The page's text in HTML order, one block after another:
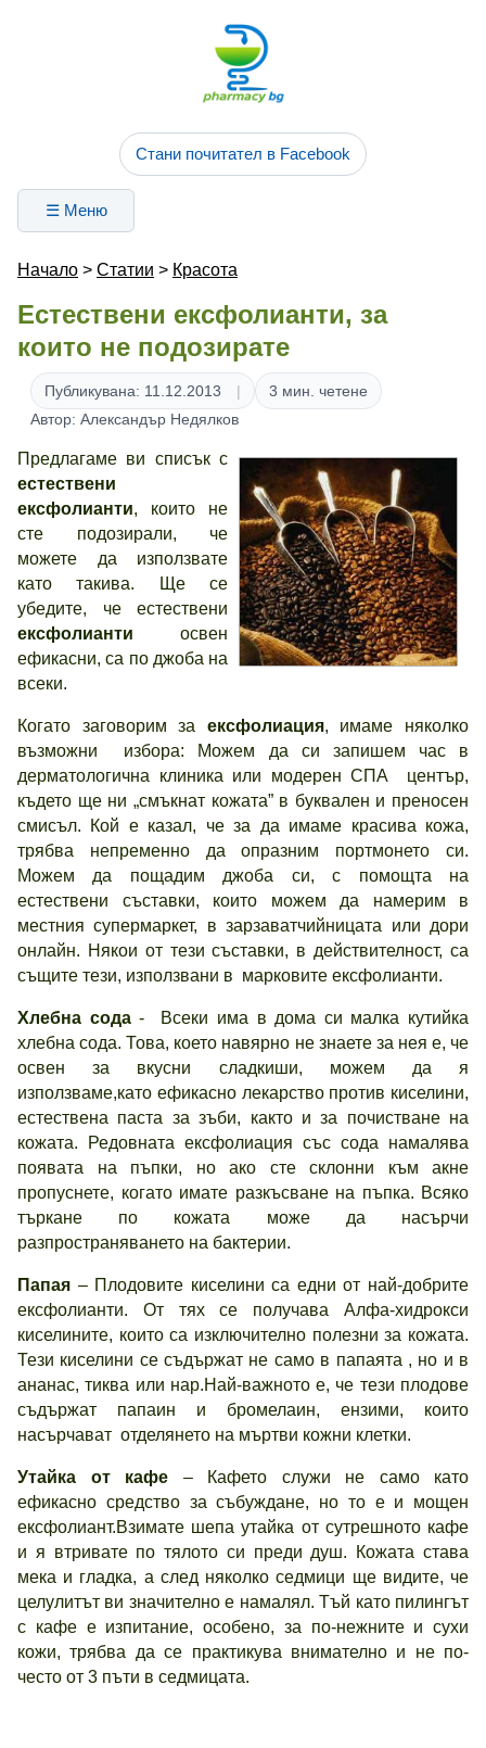
Стани почитател в Facebook
☰ Меню
Начало > Статии > Красота
Естествени ексфолианти, за
които не подозирате
Публикувана: 11.12.2013
3 мин. четене
Автор: Александър Недялков
Предлагаме ви списък с
естествени
ексфолианти, които не
сте подозирали, че
можете да използвате
като такива. Ще се
убедите, че естествени
ексфолианти освен
ефикасни, са по джоба на
всеки.
Когато заговорим за ексфолиация, имаме няколко
възможни избора: Можем да си запишем час в
дерматологична клиника или модерен СПА център,
където ще ни „смъкнат кожата” в буквален и преносен
смисъл. Кой е казал, че за да имаме красива кожа,
трябва непременно да опразним портмонето си.
Можем да пощадим джоба си, с помощта на
естествени съставки, които можем да намерим в
местния супермаркет, в зарзаватчийницата или дори
онлайн. Някои от тези съставки, в действителност, са
същите тези, използвани в марковите ексфолианти.
Хлебна сода- Всеки има в дома си малка кутийка
хлебна сода. Това, което навярно не знаете за нея е, че
освен за вкусни сладкиши, можем да я
използваме,като ефикасно лекарство против киселини,
естествена паста за зъби, както и за почистване на
кожата. Редовната ексфолиация със сода намалява
появата на пъпки, но ако сте склонни към акне
пропуснете, когато имате разкъсване на пъпка. Всяко
търкане по кожата може да насърчи
разпространяването на бактерии.
Папая – Плодовите киселини са едни от най-добрите
ексфолианти. От тях се получава Алфа-хидрокси
киселините, които са изключително полезни за кожата.
Тези киселини се съдържат не само в папаята , но и в
ананас, тиква или нар.Най-важното е, че тези плодове
съдържат папаин и бромелаин, ензими, които
насърчават отделянето на мъртви кожни клетки.
Утайка от кафе – Кафето служи не само като
ефикасно средство за събуждане, но то е и мощен
ексфолиант.Взимате шепа утайка от сутрешното кафе
и я втривате по тялото си преди душ. Кожата става
мека и гладка, а след няколко седмици ще видите, че
целулитът ви значително е намалял. Тъй като пилингът
с кафе е изпитание, особено, за по-нежните и сухи
кожи, трябва да се практикува внимателно и не по-
често от 3 пъти в седмицата.